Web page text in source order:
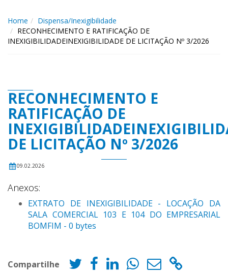
Home
Dispensa/Inexigibilidade
RECONHECIMENTO E RATIFICAÇÃO DE
INEXIGIBILIDADEINEXIGIBILIDADE DE LICITAÇÃO Nº 3/2026
RECONHECIMENTO E
RATIFICAÇÃO DE
DE LICITAÇÃO Nº 3/2026
09.02.2026
Anexos:
EXTRATO DE INEXIGIBILIDADE - LOCAÇÃO DA
SALA COMERCIAL 103 E 104 DO EMPRESARIAL
BOMFIM - 0 bytes
Compartilhe